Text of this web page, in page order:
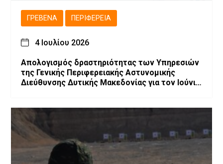
ΓΡΕΒΕΝΆ ΠΕΡΙΦΈΡΕΙΑ
4 Ιουλίου 2026
Απολογισμός δραστηριότητας των Υπηρεσιών
της Γενικής Περιφερειακής Αστυνομικής
Διεύθυνσης Δυτικής Μακεδονίας για τον Ιούνιο